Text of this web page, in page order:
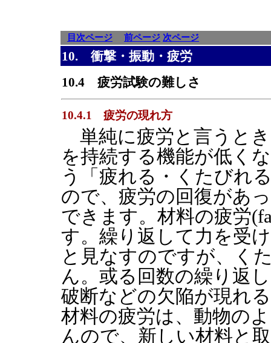
目次ページ 前ページ 次ページ
10. 衝撃・振動・疲労
10.4 疲労試験の難しさ
10.4.1 疲労の現れ方
単純に疲労と言うと
を持続する機能が低く
う「疲れる・くたびれ
ので、疲労の回復があ
できます。材料の疲労
す。繰り返して力を受
と見なすのですが、く
ん。或る回数の繰り返
破断などの欠陥が現れ
材料の疲労は、動物の
んので、新しい材料と